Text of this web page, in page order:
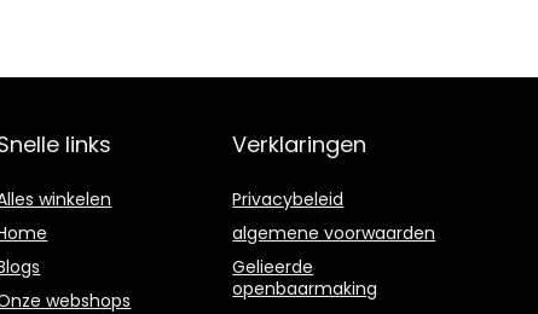
links
winkelen
webshops
Verklaringen
Privacybeleid
algemene voorwaarden
Gelieerde
openbaarmaking